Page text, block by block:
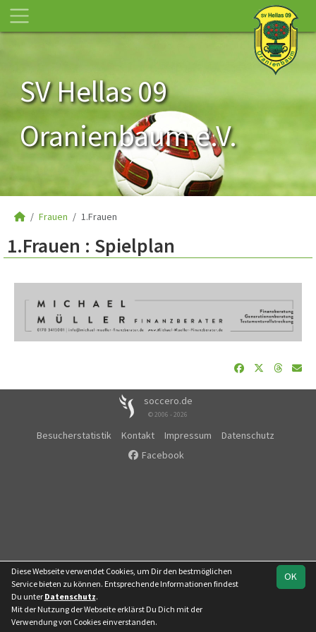
SV Hellas 09
Oranienbaum e.V.
Frauen 1.Frauen
Team
1.Frauen : Spielplan
soccero.de
© 2006 - 2026
Besucherstatistik Kontakt Impressum
Datenschutz
Facebook
OK
Diese Webseite verwendet Cookies, um Dir den bestmöglichen
Service bieten zu können. Entsprechende Informationen findest
Du unter Datenschutz.
Mit der Nutzung der Webseite erklärst Du Dich mit der
Verwendung von Cookies einverstanden.